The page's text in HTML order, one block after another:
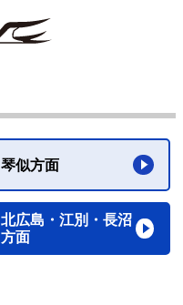
琴似方面
北広島・江別・長沼
方面